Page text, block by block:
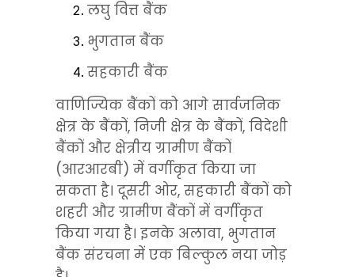
लघु वित्त बैंक
भुगतान बैंक
सहकारी बैंक
वाणिज्यिक बैंकों को आगे सार्वजनिक
क्षेत्र के बैंकों, निजी क्षेत्र के बैंकों, विदेशी
बैंकों और क्षेत्रीय ग्रामीण बैंकों
(आरआरबी) में वर्गीकृत किया जा
सकता है। दूसरी ओर, सहकारी बैंकों को
शहरी और ग्रामीण बैंकों में वर्गीकृत
किया गया है। इनके अलावा, भुगतान
बैंक संरचना में एक बिल्कुल नया जोड़